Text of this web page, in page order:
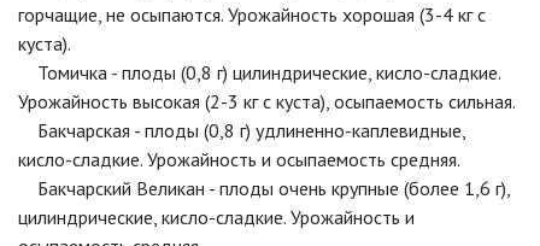
горчащие, не осыпаются. Урожайность хорошая (3-4 кг с
куста).
Томичка - плоды (0,8 г) цилиндрические, кисло-сладкие.
Урожайность высокая (2-3 кг с куста), осыпаемость сильная.
Бакчарская - плоды (0,8 г) удлиненно-каплевидные,
кисло-сладкие. Урожайность и осыпаемость средняя.
Бакчарский Великан - плоды очень крупные (более 1,6 г),
цилиндрические, кисло-сладкие. Урожайность и